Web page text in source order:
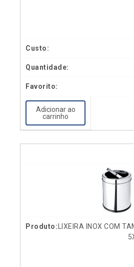
Adicionar ao
carrinho
LIXEIRA INOX COM